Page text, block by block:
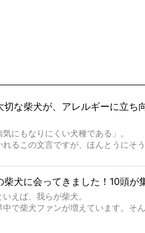
切な柴犬が、アレルギーに立ち
気にもなりにくい犬種である」。
れるこの文言ですが、ほんとうにそ
ての完成度がとてつもなく高い柴犬
の個体を見ていくと、丈夫で病気に
。
い」などということはないし、飼
る方たちすべてに読んで欲しい、あ
柴犬に会ってきました！10頭が
えば、我らが柴犬。
中で柴犬ファンが増えています。そ
園ハワイ。柴犬オーナーが多く、定